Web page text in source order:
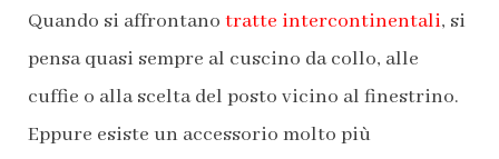
Quando si affrontano tratte intercontinentali, si
pensa quasi sempre al cuscino da collo, alle
cuffie o alla scelta del posto vicino al finestrino.
Eppure esiste un accessorio molto più